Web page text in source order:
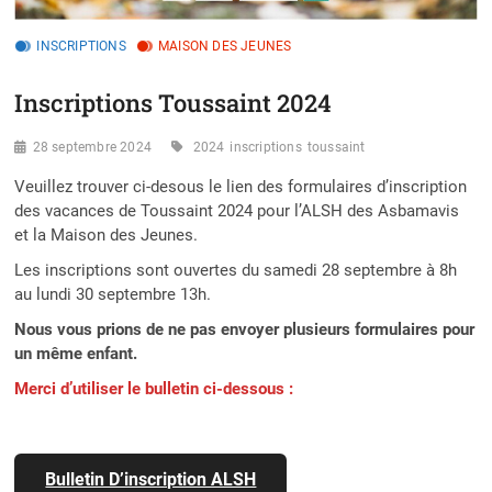
INSCRIPTIONS MAISON DES JEUNES
Inscriptions Toussaint 2024
28 septembre 2024 2024 inscriptions toussaint
Veuillez trouver ci-desous le lien des formulaires d’inscription
des vacances de Toussaint 2024 pour l’ALSH des Asbamavis
et la Maison des Jeunes.
Les inscriptions sont ouvertes du samedi 28 septembre à 8h
au lundi 30 septembre 13h.
Nous vous prions de ne pas envoyer plusieurs formulaires pour
un même enfant.
Merci d’utiliser le bulletin ci-dessous :
Bulletin D’inscription ALSH